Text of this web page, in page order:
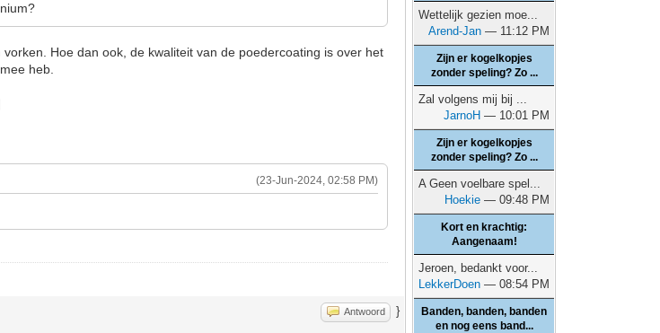
Hoe dan ook, de kwaliteit van de poedercoating is over het
heb.
(23-Jun-2024, 02:58 PM)
Antwoord }
Wettelijk gezien moe...
Arend-Jan — 11:12 PM
Zijn er kogelkopjes
zonder speling? Zo ...
Zal volgens mij bij ...
JarnoH — 10:01 PM
Zijn er kogelkopjes
zonder speling? Zo ...
A Geen voelbare spel...
Hoekie — 09:48 PM
Kort en krachtig:
Aangenaam!
Jeroen, bedankt voor...
LekkerDoen — 08:54 PM
Banden, banden, banden
en nog eens band...